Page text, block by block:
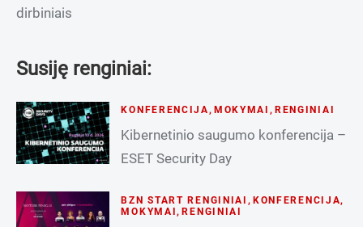
dirbiniais
Susiję renginiai:
KONFERENCIJA , MOKYMAI , RENGINIAI
Kibernetinio saugumo konferencija –
ESET Security Day
BZN START RENGINIAI , KONFERENCIJA,
MOKYMAI ,RENGINIAI